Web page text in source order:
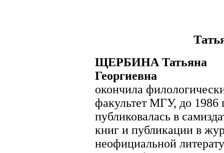
ЩЕРБИНА Татьяна
Георгиевна
окончила
факультет МГУ, до 1986
публиковалась в
книг и публикации в
неофициальной